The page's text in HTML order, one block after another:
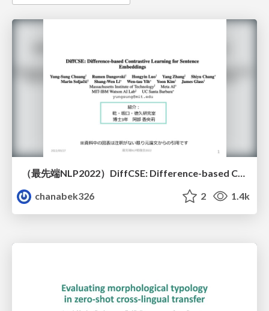
（最先端NLP2022）DiffCSE: Difference-based Contrastive Learning for Sentence Embeddings
chanabek326
2 1.4k